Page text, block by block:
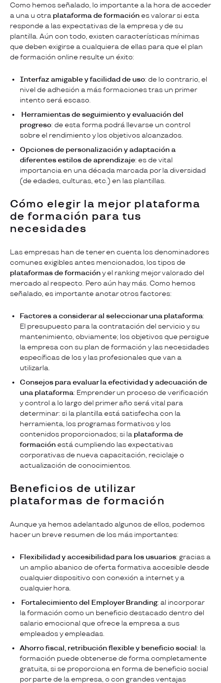
Como hemos señalado, lo importante a la hora de acceder
a una u otra plataforma de formación es valorar si esta
responde a las expectativas de la empresa y de su
plantilla. Aún con todo, existen características mínimas
que deben exigirse a cualquiera de ellas para que el plan
de formación online resulte un éxito:
Interfaz amigable y facilidad de uso: de lo contrario, el
nivel de adhesión a más formaciones tras un primer
intento será escaso.
Herramientas de seguimiento y evaluación del
progreso: de esta forma podrá llevarse un control
sobre el rendimiento y los objetivos alcanzados.
Opciones de personalización y adaptación a
diferentes estilos de aprendizaje: es de vital
importancia en una década marcada por la diversidad
(de edades, culturas, etc.) en las plantillas.
Cómo elegir la mejor plataforma
de formación para tus
necesidades
Las empresas han de tener en cuenta los denominadores
comunes exigibles antes mencionados, los tipos de
plataformas de formacióny el ranking mejor valorado del
mercado al respecto. Pero aún hay más. Como hemos
señalado, es importante anotar otros factores:
Factores a considerar al seleccionar una plataforma:
El presupuesto para la contratación del servicio y su
mantenimiento, obviamente; los objetivos que persigue
la empresa con su plan de formación y las necesidades
específicas de los y las profesionales que van a
utilizarla.
Consejos para evaluar la efectividad y adecuación de
una plataforma: Emprender un proceso de verificación
y control a lo largo del primer año será vital para
determinar: si la plantilla está satisfecha con la
herramienta, los programas formativos y los
contenidos proporcionados; si la plataforma de
formación está cumpliendo las expectativas
corporativas de nueva capacitación, reciclaje o
actualización de conocimientos.
Beneficios de utilizar
plataformas de formación
Aunque ya hemos adelantado algunos de ellos, podemos
hacer un breve resumen de los más importantes:
Flexibilidad y accesibilidad para los usuarios: gracias a
un amplio abanico de oferta formativa accesible desde
cualquier dispositivo con conexión a internet y a
cualquier hora.
Fortalecimiento del Employer Branding: al incorporar
la formación como un beneficio destacado dentro del
salario emocional que ofrece la empresa a sus
empleados y empleadas.
Ahorro fiscal, retribución flexible y beneficio social: la
formación puede obtenerse de forma completamente
gratuita, si se proporciona en forma de beneficio social
por parte de la empresa, o con grandes ventajas